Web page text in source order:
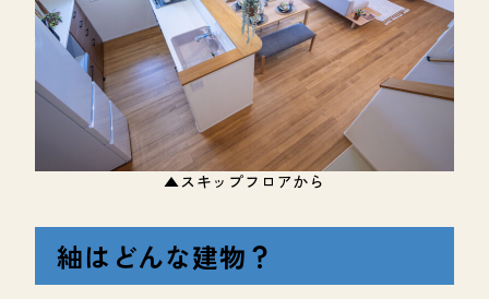
▲スキップフロアから
紬はどんな建物？